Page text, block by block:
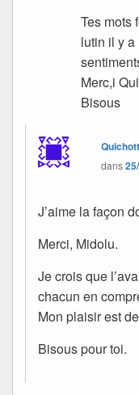
Tes mots
lutin il y a
Merc,i
Bisous
dans
J’aime la façon
Merci, Midolu.
Je crois que
chacun en
Mon plaisir est
Bisous pour toi.